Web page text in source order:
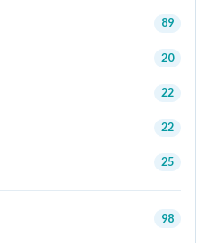
89
20
22
22
25
98